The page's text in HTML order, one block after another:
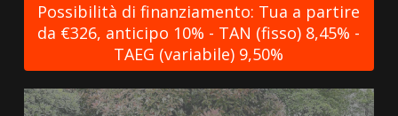
Possibilità di finanziamento: Tua a partire
da €326, anticipo 10% - TAN (fisso) 8,45% -
TAEG (variabile) 9,50%